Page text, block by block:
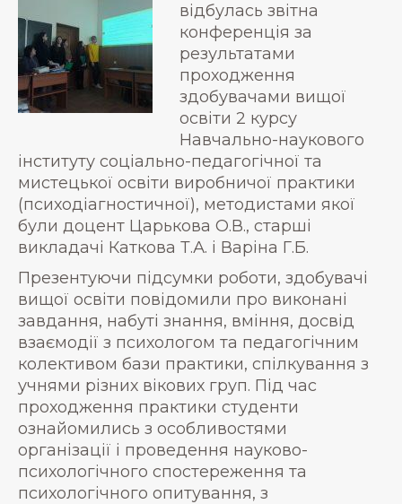
відбулась звітна
конференція за
результатами
проходження
здобувачами вищої
освіти 2 курсу
Навчально-наукового
інституту соціально-педагогічної та
мистецької освіти виробничої практики
(психодіагностичної), методистами якої
були доцент Царькова О.В., старші
викладачі Каткова Т.А. і Варіна Г.Б.
Презентуючи підсумки роботи, здобувачі
вищої освіти повідомили про виконані
завдання, набуті знання, вміння, досвід
взаємодії з психологом та педагогічним
колективом бази практики, спілкування з
учнями різних вікових груп. Під час
проходження практики студенти
ознайомились з особливостями
організації і проведення науково-
психологічного спостереження та
психологічного опитування, з